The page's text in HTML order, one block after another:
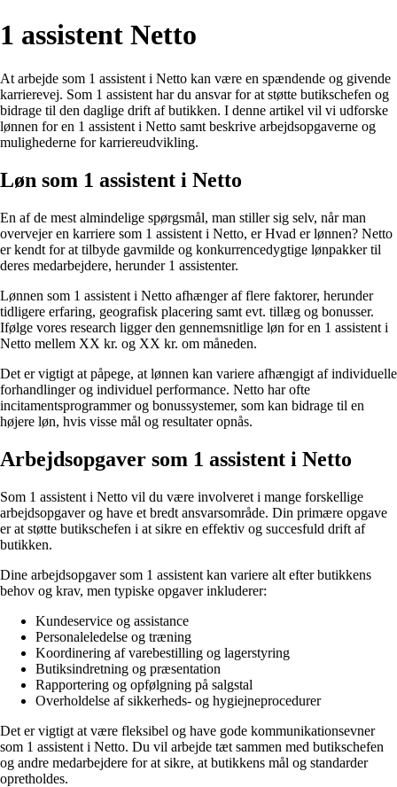
1 assistent Netto
At arbejde som 1 assistent i Netto kan være en spændende og givende
karrierevej. Som 1 assistent har du ansvar for at støtte butikschefen og
bidrage til den daglige drift af butikken. I denne artikel vil vi udforske
lønnen for en 1 assistent i Netto samt beskrive arbejdsopgaverne og
mulighederne for karriereudvikling.
Løn som 1 assistent i Netto
En af de mest almindelige spørgsmål, man stiller sig selv, når man
overvejer en karriere som 1 assistent i Netto, er Hvad er lønnen? Netto
er kendt for at tilbyde gavmilde og konkurrencedygtige lønpakker til
deres medarbejdere, herunder 1 assistenter.
Lønnen som 1 assistent i Netto afhænger af flere faktorer, herunder
tidligere erfaring, geografisk placering samt evt. tillæg og bonusser.
Ifølge vores research ligger den gennemsnitlige løn for en 1 assistent i
Netto mellem XX kr. og XX kr. om måneden.
Det er vigtigt at påpege, at lønnen kan variere afhængigt af individuelle
forhandlinger og individuel performance. Netto har ofte
incitamentsprogrammer og bonussystemer, som kan bidrage til en
højere løn, hvis visse mål og resultater opnås.
Arbejdsopgaver som 1 assistent i Netto
Som 1 assistent i Netto vil du være involveret i mange forskellige
arbejdsopgaver og have et bredt ansvarsområde. Din primære opgave
er at støtte butikschefen i at sikre en effektiv og succesfuld drift af
butikken.
Dine arbejdsopgaver som 1 assistent kan variere alt efter butikkens
behov og krav, men typiske opgaver inkluderer:
Kundeservice og assistance
Personaleledelse og træning
Koordinering af varebestilling og lagerstyring
Butiksindretning og præsentation
Rapportering og opfølgning på salgstal
Overholdelse af sikkerheds- og hygiejneprocedurer
Det er vigtigt at være fleksibel og have gode kommunikationsevner
som 1 assistent i Netto. Du vil arbejde tæt sammen med butikschefen
og andre medarbejdere for at sikre, at butikkens mål og standarder
opretholdes.